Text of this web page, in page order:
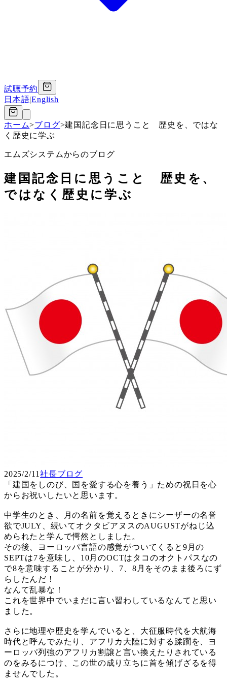
試聴予約
日本語|English
ホーム>ブログ>建国記念日に思うこと 歴史を、ではな
く歴史に学ぶ
エムズシステムからのブログ
建国記念日に思うこと 歴史を、
ではなく歴史に学ぶ
2025/2/11社長ブログ
「建国をしのび、国を愛する心を養う」ための祝日を心
からお祝いしたいと思います。
中学生のとき、月の名前を覚えるときにシーザーの名誉
欲でJULY、続いてオクタビアヌスのAUGUSTがねじ込
められたと学んで愕然としました。
その後、ヨーロッパ言語の感覚がついてくると9月の
SEPTは7を意味し、10月のOCTはタコのオクトパスなの
で8を意味することが分かり、7、8月をそのまま後ろにず
らしたんだ！
なんて乱暴な！
これを世界中でいまだに言い習わしているなんてと思い
ました。
さらに地理や歴史を学んでいると、大征服時代を大航海
時代と呼んでみたり、アフリカ大陸に対する蹂躙を、ヨ
ーロッパ列強のアフリカ割譲と言い換えたりされている
のをみるにつけ、この世の成り立ちに首を傾げざるを得
ませんでした。